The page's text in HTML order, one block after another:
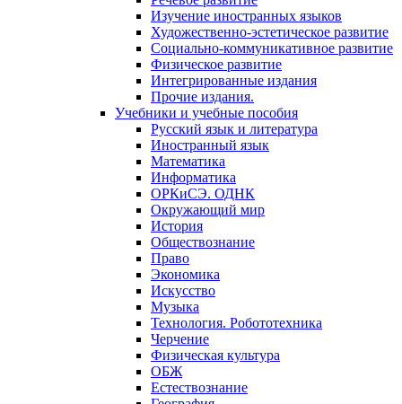
Изучение иностранных языков
Художественно-эстетическое развитие
Социально-коммуникативное развитие
Физическое развитие
Интегрированные издания
Прочие издания.
Учебники и учебные пособия
Русский язык и литература
Иностранный язык
Математика
Информатика
ОРКиСЭ. ОДНК
Окружающий мир
История
Обществознание
Право
Экономика
Искусство
Музыка
Технология. Робототехника
Черчение
Физическая культура
ОБЖ
Естествознание